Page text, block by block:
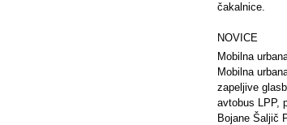
čakalnice.
NOVICE
Mobilna
Mobilna
zapeljive
avtobus LPP,
Bojane Šaljič